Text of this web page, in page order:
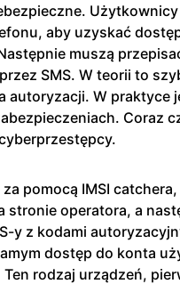
aby uzyskać
muszą
SMS. W teorii to
autoryzacji. W praktyce
Coraz
pomocą IMSI
stronie operatora, a
y z kodami
dostęp do konta
Ten rodzaj urządzeń,